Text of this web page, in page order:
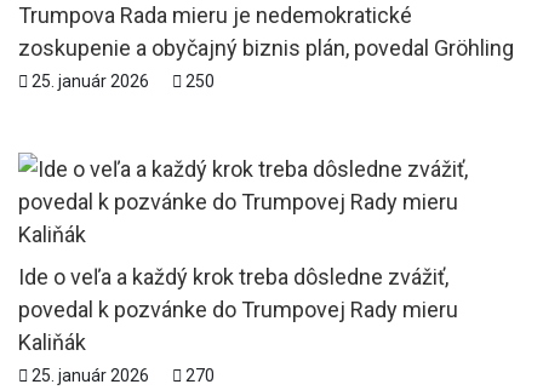
Trumpova Rada mieru je nedemokratické
zoskupenie a obyčajný biznis plán, povedal Gröhling
25. január 2026 250
Ide o veľa a každý krok treba dôsledne zvážiť,
povedal k pozvánke do Trumpovej Rady mieru
Kaliňák
25. január 2026 270